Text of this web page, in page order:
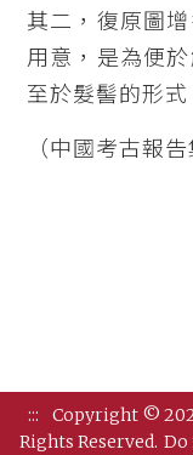
其二，復原圖
用意，是為便
至於髮髻的形
（中國考古報告
:::
Copyright ©
Rights Reserved. Do